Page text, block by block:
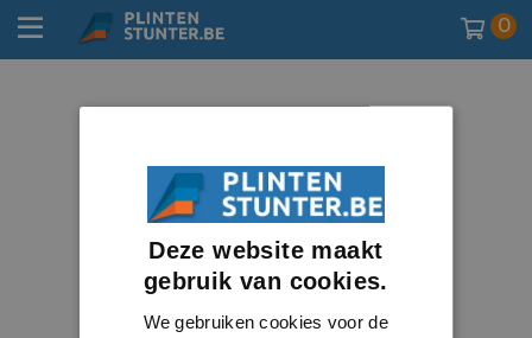
0
Deze website maakt
gebruik van cookies.
We gebruiken cookies voor de